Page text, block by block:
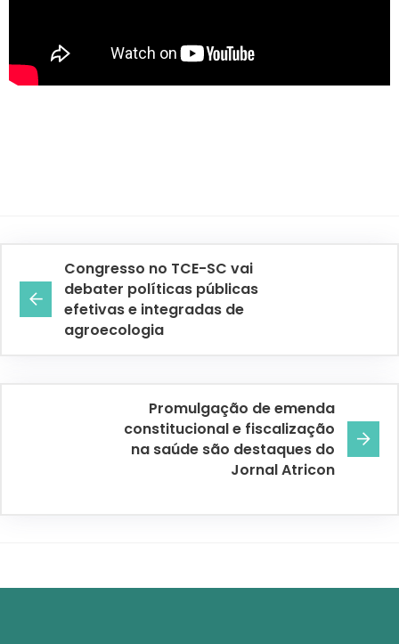
Congresso no TCE-SC vai
debater políticas públicas
efetivas e integradas de
agroecologia
Promulgação de emenda
constitucional e fiscalização
na saúde são destaques do
Jornal Atricon